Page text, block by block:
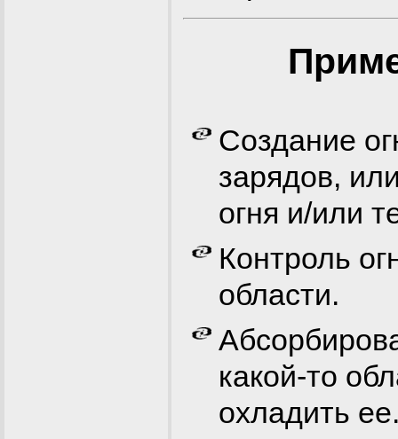
Создание
зарядов,
огня и/или
Контроль
области.
какой-то
охладить